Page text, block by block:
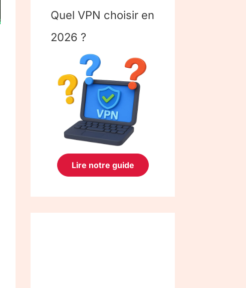
Quel VPN choisir en
2026 ?
Lire notre guide